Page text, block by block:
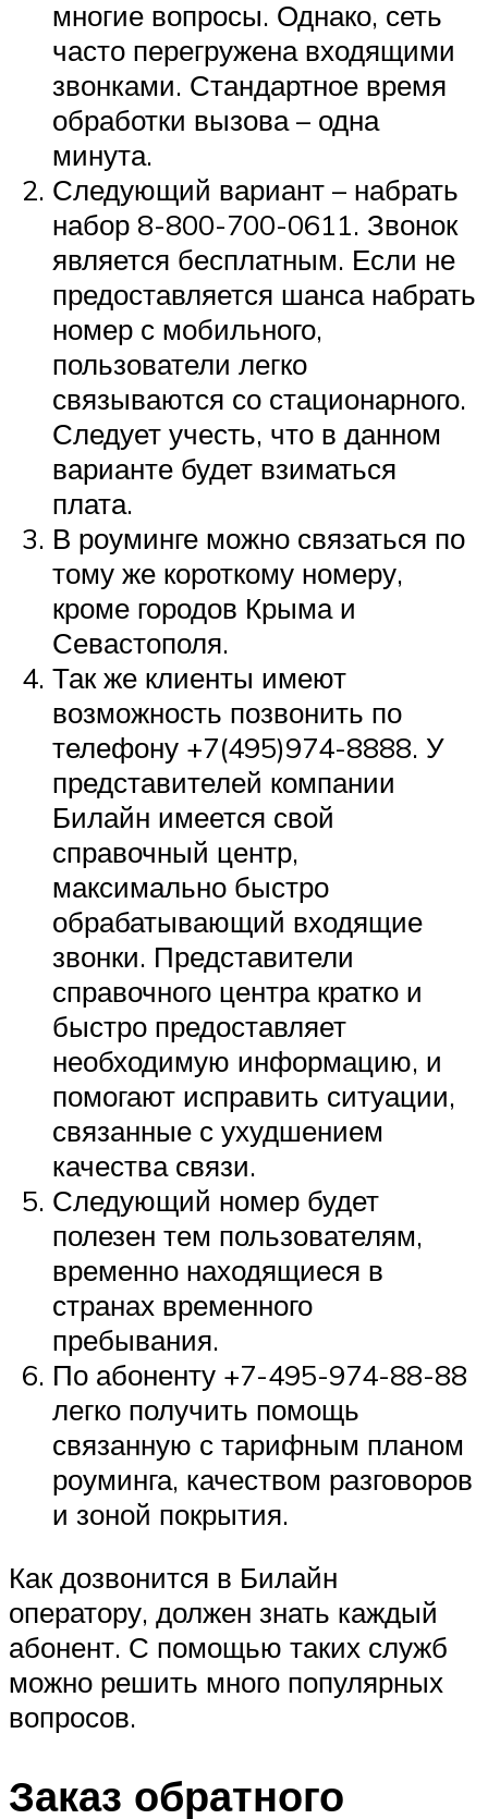
многие вопросы. Однако, сеть
часто перегружена входящими
звонками. Стандартное время
обработки вызова – одна
минута.
Следующий вариант – набрать
набор 8-800-700-0611. Звонок
является бесплатным. Если не
предоставляется шанса набрать
номер с мобильного,
пользователи легко
связываются со стационарного.
Следует учесть, что в данном
варианте будет взиматься
плата.
В роуминге можно связаться по
тому же короткому номеру,
кроме городов Крыма и
Севастополя.
Так же клиенты имеют
возможность позвонить по
телефону +7(495)974-8888. У
представителей компании
Билайн имеется свой
справочный центр,
максимально быстро
обрабатывающий входящие
звонки. Представители
справочного центра кратко и
быстро предоставляет
необходимую информацию, и
помогают исправить ситуации,
связанные с ухудшением
качества связи.
Следующий номер будет
полезен тем пользователям,
временно находящиеся в
странах временного
пребывания.
По абоненту +7-495-974-88-88
легко получить помощь
связанную с тарифным планом
роуминга, качеством разговоров
и зоной покрытия.
Как дозвонится в Билайн
оператору, должен знать каждый
абонент. С помощью таких служб
можно решить много популярных
вопросов.
Заказ обратного